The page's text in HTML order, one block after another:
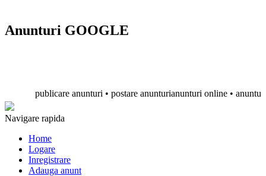
Anunturi GOOGLE
publicare anunturi • postare anunturianunturi online •
Navigare rapida
Home
Logare
Inregistrare
Adauga anunt